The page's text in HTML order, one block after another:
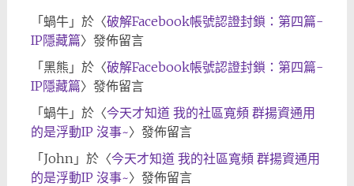
「蝸牛」於〈破解Facebook帳號認證封鎖：第四篇-
IP隱藏篇〉發佈留言
「黑熊 」於〈破解Facebook帳號認證封鎖：第四篇-
IP隱藏篇〉發佈留言
「蝸牛」於〈今天才知道 我的社區寬頻 群揚資通用
的是浮動IP 沒事~〉發佈留言
「John 」於〈今天才知道 我的社區寬頻 群揚資通用
的是浮動IP 沒事~〉發佈留言